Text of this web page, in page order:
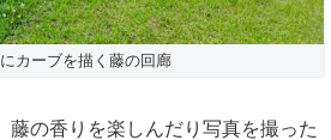
カーブを描く藤の回廊
藤の香りを楽しんだり写真を撮った